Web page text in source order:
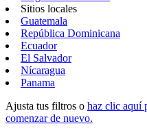
Sitios locales
Guatemala
República Dominicana
Ecuador
El Salvador
Nícaragua
Panama
Ajusta tus filtros o haz clic aquí
comenzar de nuevo.